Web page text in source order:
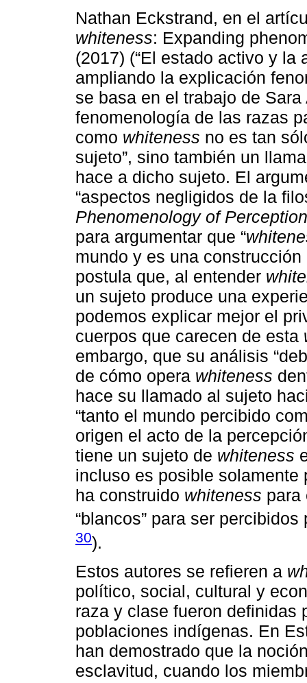
Nathan Eckstrand, en el
whiteness: Expanding
(2017) (“El estado activo y
ampliando la explicación
se basa en el trabajo de
fenomenología de las razas
como whiteness no es tan
sujeto”, sino también un
hace a dicho sujeto. El
“aspectos negligidos de la
Phenomenology of Perception
para argumentar que “
mundo y es una
postula que, al entender
un sujeto produce una
podemos explicar mejor el
cuerpos que carecen de esta
embargo, que su análisis
de cómo opera whiteness
hace su llamado al sujeto
“tanto el mundo percibido
origen el acto de la
tiene un sujeto de whiteness
incluso es posible solamente
ha construido whiteness para
“blancos” para ser
30).
Estos autores se refieren a
político, social, cultural y
raza y clase fueron definidas
poblaciones indígenas. En
han demostrado que la
esclavitud, cuando los